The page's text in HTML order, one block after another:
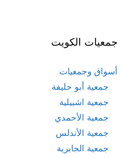
جمعيات الكويت
أسواق وجمعيات
جمعية أبو حليفة
جمعية اشبيلية
جمعية الأحمدي
جمعية الأندلس
جمعية الجابرية